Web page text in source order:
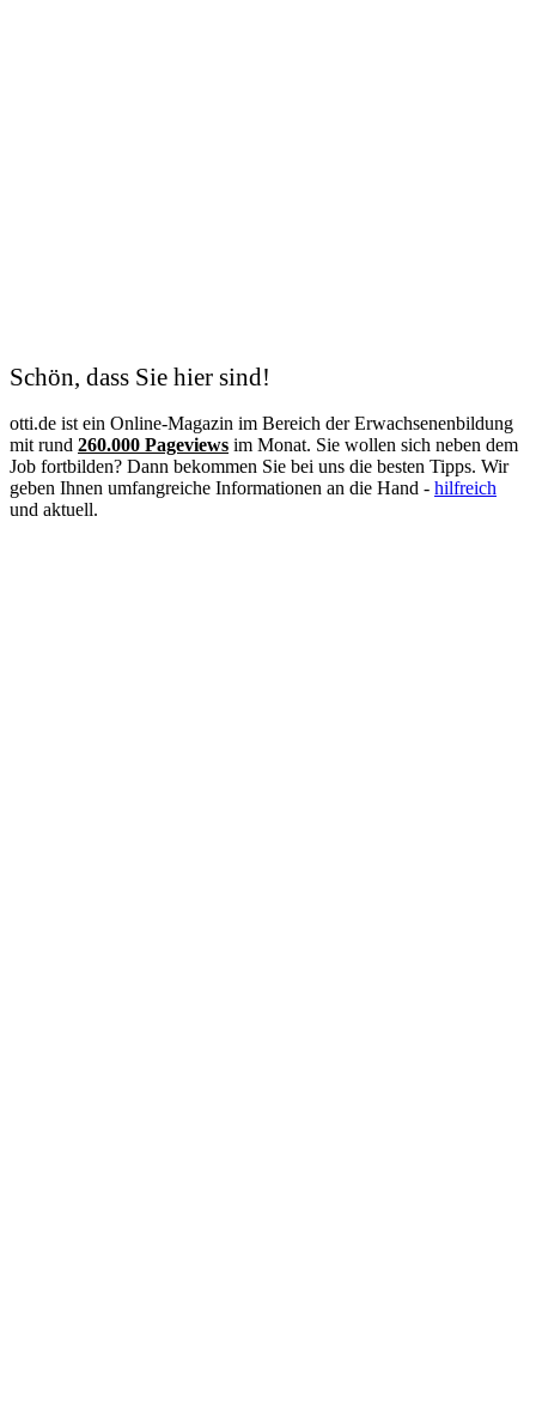
Schön, dass Sie hier sind!
otti.de ist ein Online-Magazin im Bereich der Erwachsenenbildung
mit rund 260.000 Pageviews im Monat. Sie wollen sich neben dem
Job fortbilden? Dann bekommen Sie bei uns die besten Tipps. Wir
geben Ihnen umfangreiche Informationen an die Hand - hilfreich
und aktuell.